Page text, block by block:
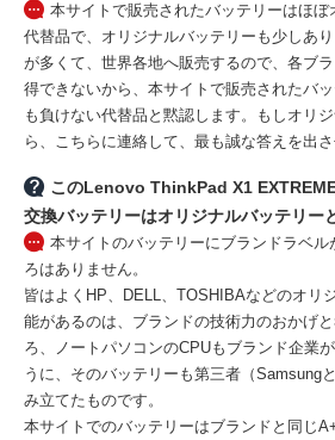
本サイトで販売されたバッテリーはほ
代替品で、オリジナルバッテリーも少しあ
が多くて、世界各地へ販売するので、各ブ
得できないから、本サイトで販売されたバ
も負けない代替品と黙認します。もしオリ
ら、こちらに連絡して、最も誠な答えを出さ
このLenovo ThinkPad X1
交換バッテリーはオリジナルバッテリー
本サイトのバッテリーにブランドラベル
ろはありません。
皆はよくHP、DELL、TOSHIBAなどのオリ
能があるのは、ブランドの技術力のおかげ
ろ、ノートパソコンのCPUもブランド企業
うに、そのバッテリーも第三者（Samsung
み立てたものです。
本サイトでのバッテリーはブランドと同じ